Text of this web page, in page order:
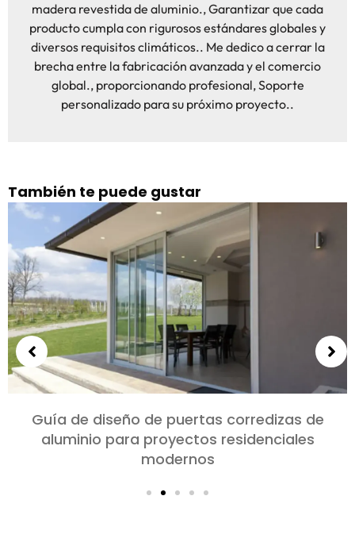
madera revestida de aluminio., Garantizar que cada
producto cumpla con rigurosos estándares globales y
diversos requisitos climáticos.. Me dedico a cerrar la
brecha entre la fabricación avanzada y el comercio
global., proporcionando profesional, Soporte
personalizado para su próximo proyecto..
También te puede gustar
Elección de puertas de aluminio para
dormitorios y salones: Comodidad, Estilo, y
privacidad